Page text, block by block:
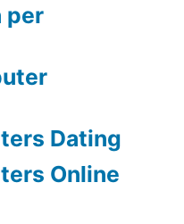
per
Dating
Online